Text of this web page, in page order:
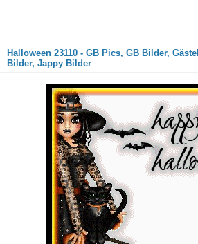
Halloween 23110 - GB Pics, GB Bilder,
Bilder, Jappy Bilder